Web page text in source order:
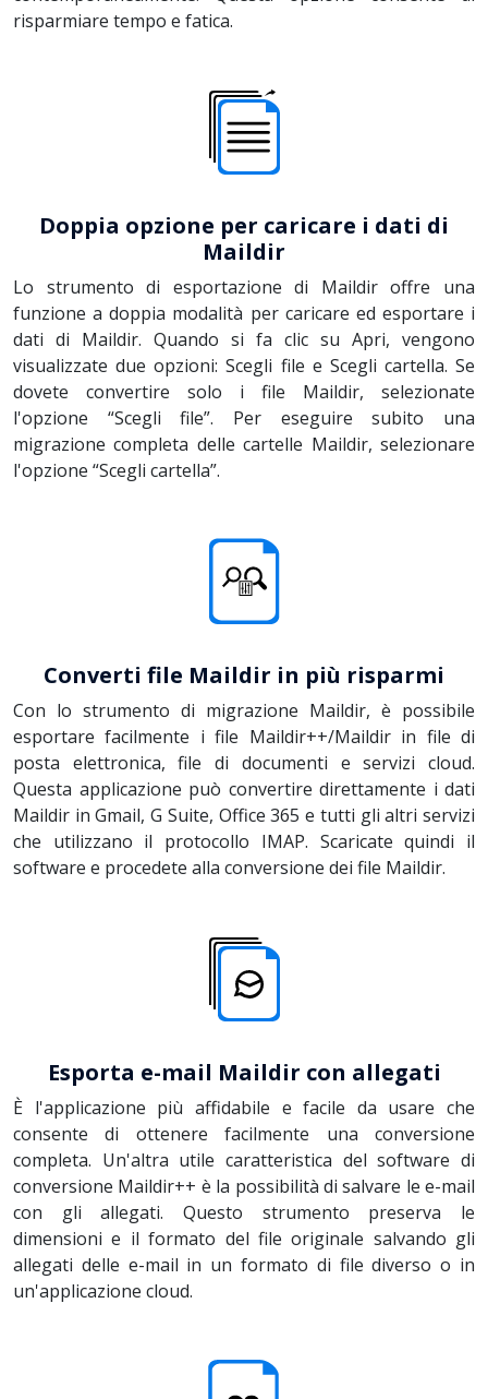
risparmiare tempo e fatica.
Doppia opzione per caricare i dati di
Maildir
Lo strumento di esportazione di Maildir offre una
funzione a doppia modalità per caricare ed esportare i
dati di Maildir. Quando si fa clic su Apri, vengono
visualizzate due opzioni: Scegli file e Scegli cartella. Se
dovete convertire solo i file Maildir, selezionate
l'opzione “Scegli file”. Per eseguire subito una
migrazione completa delle cartelle Maildir, selezionare
l'opzione “Scegli cartella”.
Converti file Maildir in più risparmi
Con lo strumento di migrazione Maildir, è possibile
esportare facilmente i file Maildir++/Maildir in file di
posta elettronica, file di documenti e servizi cloud.
Questa applicazione può convertire direttamente i dati
Maildir in Gmail, G Suite, Office 365 e tutti gli altri servizi
che utilizzano il protocollo IMAP. Scaricate quindi il
software e procedete alla conversione dei file Maildir.
Esporta e-mail Maildir con allegati
È l'applicazione più affidabile e facile da usare che
consente di ottenere facilmente una conversione
completa. Un'altra utile caratteristica del software di
conversione Maildir++ è la possibilità di salvare le e-mail
con gli allegati. Questo strumento preserva le
dimensioni e il formato del file originale salvando gli
allegati delle e-mail in un formato di file diverso o in
un'applicazione cloud.